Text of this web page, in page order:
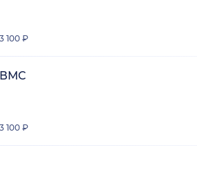
100 ₽
ВМС
100 ₽